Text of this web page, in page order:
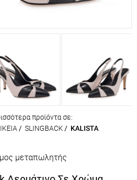
προϊόντα σε:
/ SLINGBACK / KALISTA
μεταπωλητής